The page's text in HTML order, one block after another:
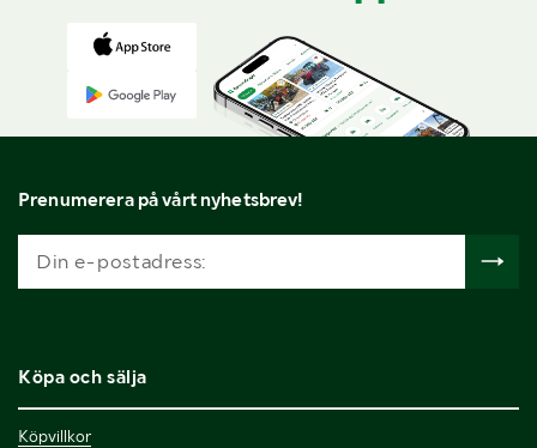
Prenumerera på vårt nyhetsbrev!
Köpa och sälja
Köpvillkor